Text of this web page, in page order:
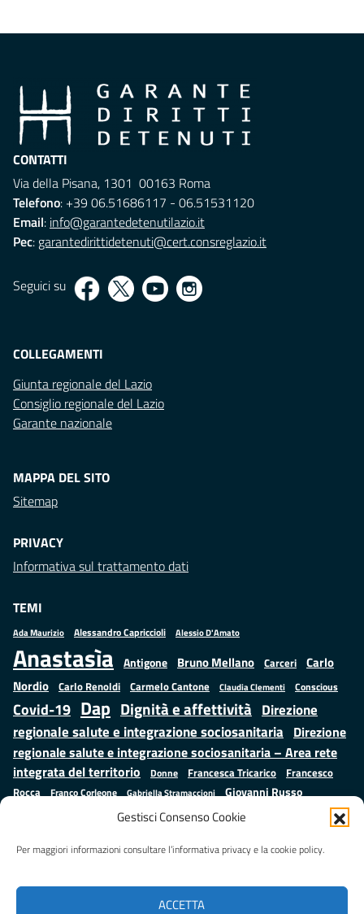
Gestisci Consenso Cookie
Per maggiori informazioni consultare l’informativa privacy e la cookie policy.
ACCETTA
CONTATTI
Via della Pisana, 1301 00163 Roma
Telefono: +39 06.51686117 - 06.51531120
Email: info@garantedetenutilazio.it
Pec: garantedirittidetenuti@cert.consreglazio.it
Seguici su
COLLEGAMENTI
Giunta regionale del Lazio
Consiglio regionale del Lazio
Garante nazionale
MAPPA DEL SITO
Sitemap
PRIVACY
Informativa sul trattamento dati
TEMI
Ada Maurizio Alessandro Capriccioli Alessio D'Amato
Anastasìa Antigone Bruno Mellano Carceri
Carlo
Nordio Carlo Renoldi Carmelo Cantone Claudia Clementi Conscious
Covid-19 Dap Dignità e affettività Direzione
regionale salute e integrazione sociosanitaria Direzione
regionale salute e integrazione sociosanitaria – Area rete
integrata del territorio
Donne Francesca Tricarico
Francesco
Rocca
Franco Corleone Gabriella Stramaccioni Giovanni Russo
Giuseppe Emanuele Cangemi Istruzione e cultura
Mauro
Palma ministero della Giustizia Minori Misure
Regione Lazio
Salute Samuele Ciambriello